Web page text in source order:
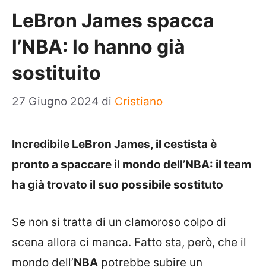
LeBron James spacca
l’NBA: lo hanno già
sostituito
27 Giugno 2024 di Cristiano
Incredibile LeBron James, il cestista è
pronto a spaccare il mondo dell’NBA: il team
ha già trovato il suo possibile sostituto
Se non si tratta di un clamoroso colpo di
scena allora ci manca. Fatto sta, però, che il
mondo dell’NBA potrebbe subire un